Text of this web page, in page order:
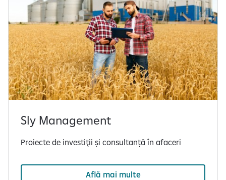
Sly Management
Proiecte de investiţii și consultanță în afaceri
Află mai multe